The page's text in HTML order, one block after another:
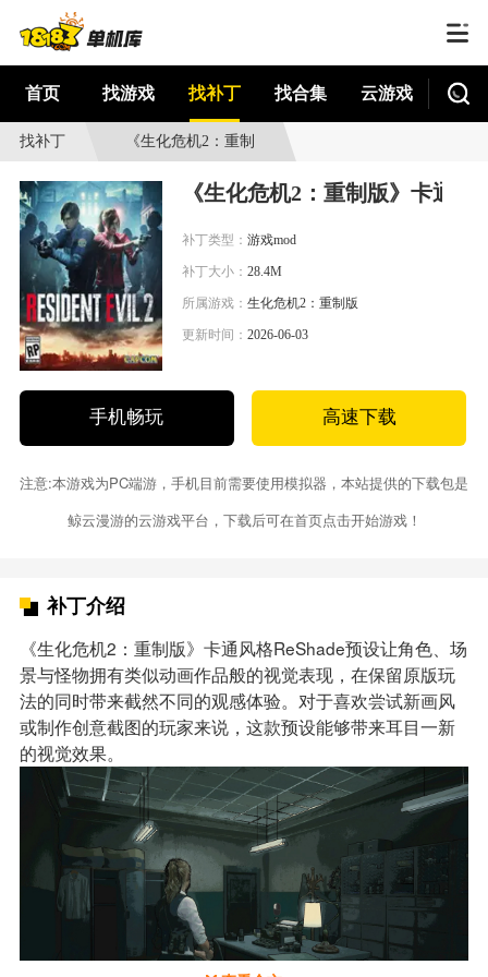
首页 找游戏 找补丁 找合集 云游戏
找补丁 《生化危机2：重制
版》卡通风格ReShade
《生化危机2：重制版》卡通风
补丁类型：游戏mod
补丁大小：28.4M
所属游戏：生化危机2：重制版
更新时间：2026-06-03
手机畅玩 高速下载
注意:本游戏为PC端游，手机目前需要使用模拟器，本站提供的下载包是
鲸云漫游的云游戏平台，下载后可在首页点击开始游戏！
补丁介绍
《生化危机2：重制版》卡通风格ReShade预设让角色、场
景与怪物拥有类似动画作品般的视觉表现，在保留原版玩
法的同时带来截然不同的观感体验。对于喜欢尝试新画风
或制作创意截图的玩家来说，这款预设能够带来耳目一新
的视觉效果。